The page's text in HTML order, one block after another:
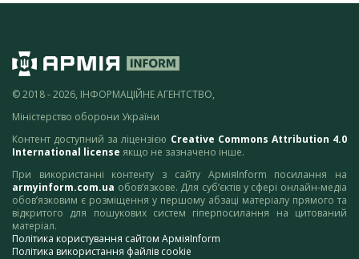
© 2018 - 2026, ІНФОРМАЦІЙНЕ АГЕНТСТВО,
Міністерство оборони України
Контент доступний за ліцензією Creative Commons Attribution 4.0
International license якщо не зазначено інше.
При використанні контенту з сайту АрміяInform посилання на
armyinform.com.ua обов’язкове. Для суб’єктів у сфері онлайн-медіа
обов’язковим є розміщення у першому абзаці матеріалу прямого та
відкритого для пошукових систем гіперпосилання на цитований
матеріал.
Політика користування сайтом АрміяInform
Політика використання файлів cookie